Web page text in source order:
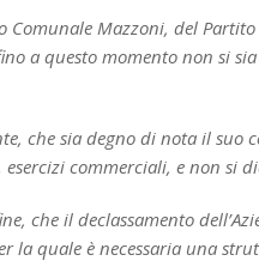
Comunale Mazzoni, del
a questo momento non si
che sia degno di nota il
commerciali, e non si
che il declassamento
la quale è necessaria una